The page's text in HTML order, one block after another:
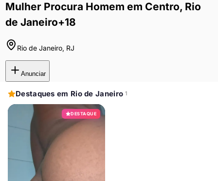
Mulher Procura Homem em Centro, Rio
de Janeiro+18
Rio de Janeiro, RJ
Anunciar
Destaques em Rio de Janeiro 1
DESTAQUE